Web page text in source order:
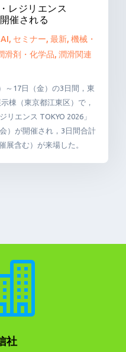
レジリエンス
催される
, セミナー, 最新, 機械・
滑剤・化学品, 潤滑関連
～17日（金）の3日間，東
棟（東京都江東区）で，
リエンス TOKYO 2026」
）が開催され，3日間合計
展含む）が来場した。
社